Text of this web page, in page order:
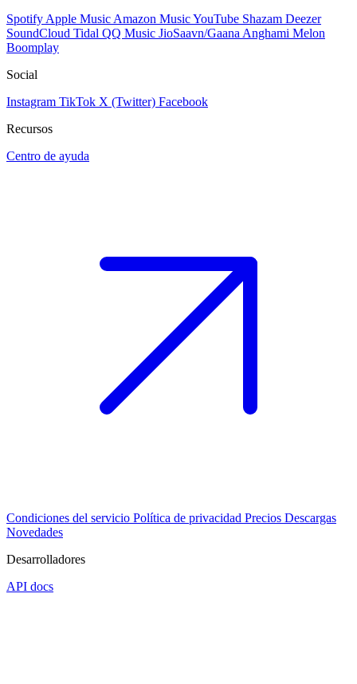
Spotify Apple Music Amazon MusicYouTube Shazam Deezer
SoundCloud Tidal QQ Music JioSaavn/Gaana Anghami Melon
Boomplay
Social
Instagram TikTok X (Twitter) Facebook
Recursos
Centro de ayuda
Condiciones del servicio Política de privacidad Precios Descargas
Novedades
Desarrolladores
API docs